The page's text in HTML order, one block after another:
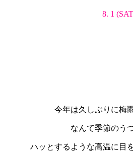
8. 1
今年は久しぶりに梅
なんて季節のう
ハッとするような高温に目